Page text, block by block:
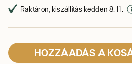
Raktáron, kiszállítás kedden 8. 11.
HOZZÁADÁS A